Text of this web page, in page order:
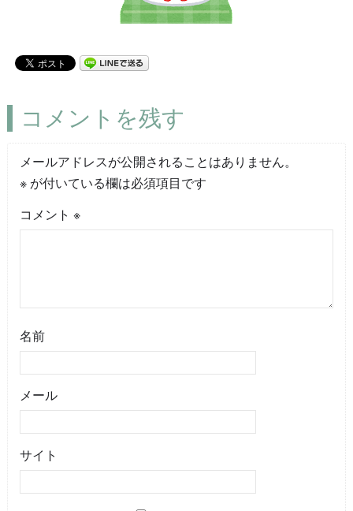
コメントを残す
メールアドレスが公開されることはありません。
※が付いている欄は必須項目です
コメント ※
名前
メール
サイト